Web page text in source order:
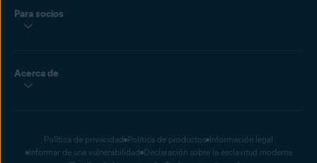
Para socios
Acerca de
Política de privacidad Política de productos Información legal
Informar de una vulnerabilidad Declaración sobre la esclavitud moderna